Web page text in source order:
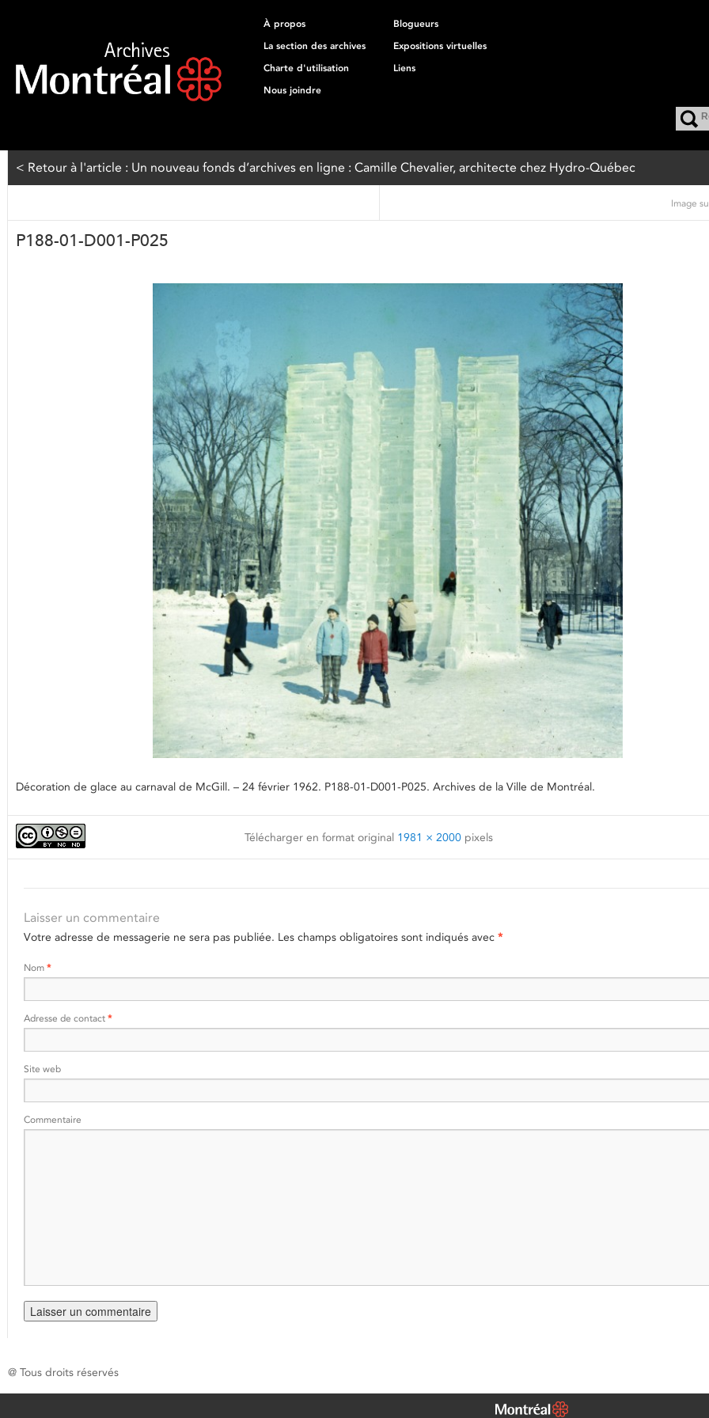
À propos
Blogueurs
La section des archives
Expositions virtuelles
Charte d'utilisation
Liens
Nous joindre
< Retour à l'article : Un nouveau fonds d’archives en ligne : Camille Chevalier, architecte chez Hydro-Québec
Image
P188-01-D001-P025
Décoration de glace au carnaval de McGill. – 24 février 1962. P188-01-D001-P025. Archives de la Ville de Montréal.
Télécharger en format original 1981 × 2000pixels
Laisser un commentaire
Votre adresse de messagerie ne sera pas publiée. Les champs obligatoires sont indiqués avec *
Nom *
Adresse de contact *
Site web
Commentaire
@ Tous droits réservés